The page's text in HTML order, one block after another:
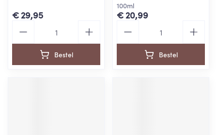
€ 29,95
Bestel
100ml
€ 20,99
Bestel